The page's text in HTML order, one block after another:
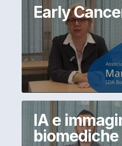
Early
IA e
biomediche